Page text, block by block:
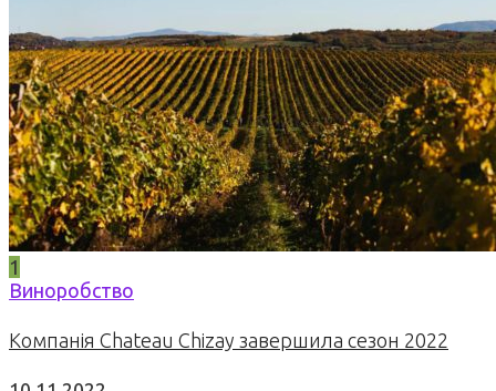
1
Виноробство
Компанія Chateau Chizay завершила сезон 2022